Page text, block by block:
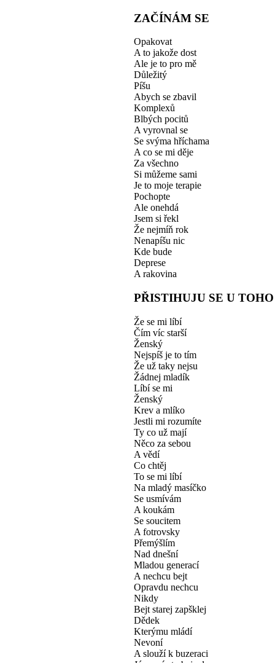
ZAČÍNÁM SE
Opakovat
A to jakože dost
Ale je to pro mě
Důležitý
Píšu
Abych se zbavil
Komplexů
Blbých pocitů
A vyrovnal se
Se svýma hříchama
A co se mi děje
Za všechno
Si můžeme sami
Je to moje terapie
Pochopte
Ale onehdá
Jsem si řekl
Že nejmíň rok
Nenapíšu nic
Kde bude
Deprese
A rakovina
PŘISTIHUJU SE U TOHO
Že se mi líbí
Čím víc starší
Ženský
Nejspíš je to tím
Že už taky nejsu
Žádnej mladík
Líbí se mi
Ženský
Krev a mlíko
Jestli mi rozumíte
Ty co už mají
Něco za sebou
A vědí
Co chtěj
To se mi líbí
Na mladý masíčko
Se usmívám
A koukám
Se soucitem
A fotrovsky
Přemýšlím
Nad dnešní
Mladou generací
A nechcu bejt
Opravdu nechcu
Nikdy
Bejt starej zapšklej
Dědek
Kterýmu mládí
Nevoní
A slouží k buzeraci